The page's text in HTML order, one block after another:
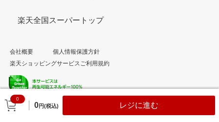
0
0円(税込) レジに進む
楽天全国スーパートップ
会社概要
個人情報保護方針
楽天ショッピングサービスご利用規約
© Rakuten Group, Inc.